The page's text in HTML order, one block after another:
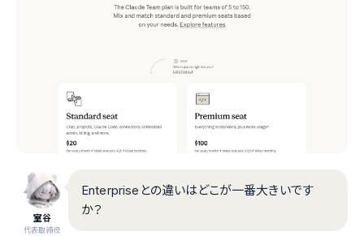
室谷
代表取締役
Enterpriseとの違いはどこが一番大きいです
か？